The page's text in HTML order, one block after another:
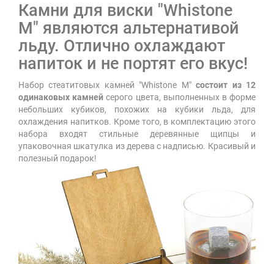
Камни для виски "Whistone
M" являются альтернативой
льду. Отлично охлаждают
напиток и не портят его вкус!
Набор стеатитовых камней "Whistone M"состоит из 12
одинаковых камней серого цвета, выполненных в форме
небольших кубиков, похожих на кубики льда, для
охлаждения напитков. Кроме того, в комплектацию этого
набора входят стильные деревянные щипцы и
упаковочная шкатулка из дерева с надписью. Красивый и
полезный подарок!